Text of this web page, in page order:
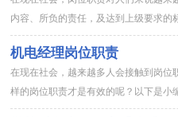
内容、所负的责任，及达到上级要求的
岗位职责却不知道该请教谁？下面是小
机电经理岗位职责
在现在社会，越来越多人会接触到岗位
样的岗位职责才是有效的呢？以下是
够帮助到大家。机电经理岗位职责11、